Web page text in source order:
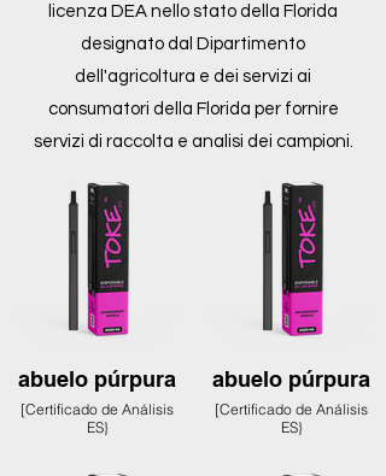
licenza DEA nello stato della Florida
designato dal Dipartimento
dell'agricoltura e dei servizi ai
consumatori della Florida per fornire
servizi di raccolta e analisi dei campioni.
abuelo púrpura
[Certificado de Análisis
ES}
abuelo púrpura
[Certificado de Análisis
ES}